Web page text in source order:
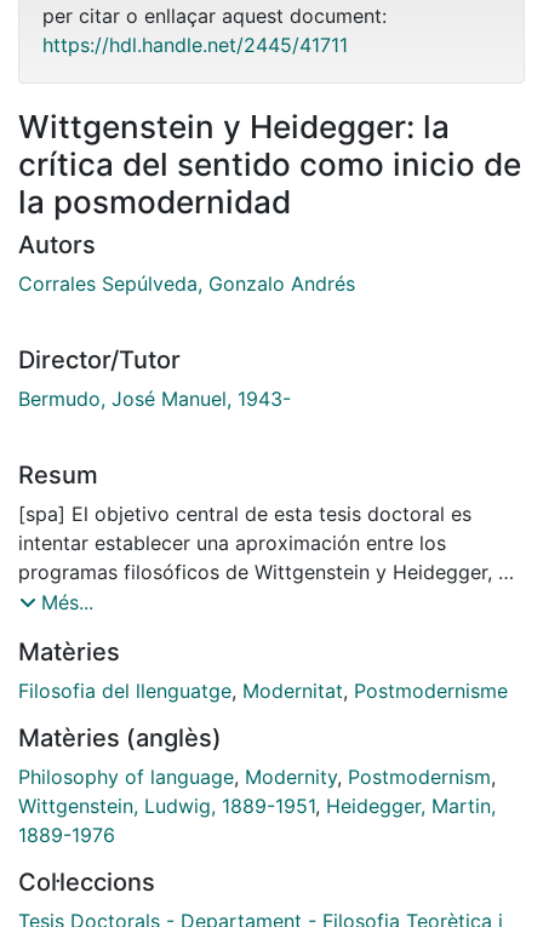
per citar o enllaçar aquest document:
https://hdl.handle.net/2445/41711
Wittgenstein y Heidegger: la
crítica del sentido como inicio de
la posmodernidad
Autors
Corrales Sepúlveda, Gonzalo Andrés
Director/Tutor
Bermudo, José Manuel, 1943-
Resum
[spa] El objetivo central de esta tesis doctoral es
intentar establecer una aproximación entre los
programas filosóficos de Wittgenstein y Heidegger, de
forma particular, en lo que se refiere al grado de
moderna razón fundamentadora y el arribo a la
posmoderna fundamentación lingüística y pragmática.
punto de referencia para analizar la transformación
que tiene lugar en la filosofía del siglo veinte con el
llamado giro linguïstico.
En el primer capítulo se realiza la contextualización
la analítica. Se hace referencia a sus respectivos
orígenes y a su evolución hasta arribar al siglo veinte.
Més...
Matèries
Filosofia del llenguatge, Modernitat, Postmodernisme
Matèries (anglès)
Philosophy of language, Modernity, Postmodernism,
Wittgenstein, Ludwig, 1889-1951, Heidegger, Martin,
1889-1976
Col·leccions
Tesis Doctorals - Departament - Filosofia Teorètica i